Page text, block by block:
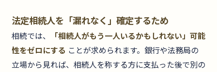
法定相続人を「漏れなく」確定するため
相続では、
「相続人がもう一人いるかもしれない」可能
性をゼロにする ことが求められます。銀行や法務局の
立場から見れば、相続人を称する方に支払った後で別の